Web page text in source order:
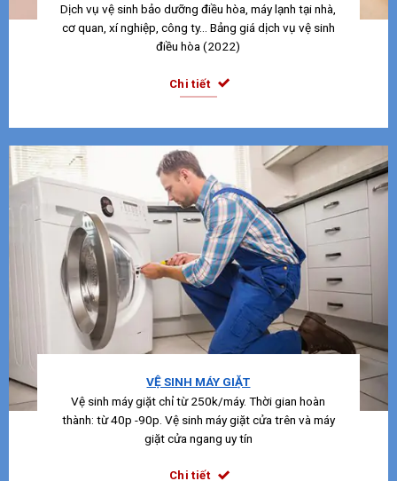
Dịch vụ vệ sinh bảo dưỡng điều hòa, máy lạnh tại nhà,
cơ quan, xí nghiệp, công ty… Bảng giá dịch vụ vệ sinh
điều hòa (2022)
Chi tiết
VỆ SINH MÁY GIẶT
Vệ sinh máy giặt chỉ từ 250k/máy. Thời gian hoàn
thành: từ 40p -90p. Vệ sinh máy giặt cửa trên và máy
giặt cửa ngang uy tín
Chi tiết